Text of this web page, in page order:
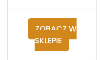
ZOBACZ W
SKLEPIE